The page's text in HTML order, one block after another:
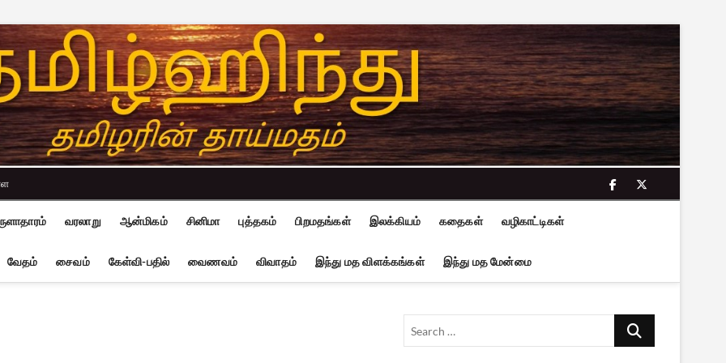
facebook
twitter
வரலாறு ஆன்மிகம் சினிமா புத்தகம் பிறமதங்கள் இலக்கியம் கதைகள் வழிகாட்டிகள்
வேதம் சைவம் கேள்வி-பதில் வைணவம் விவாதம் இந்து மத விளக்கங்கள் இந்து மத மேன்மை
Search